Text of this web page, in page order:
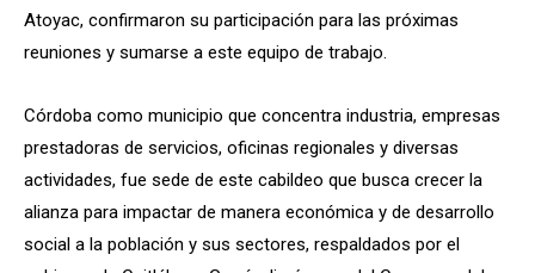
Atoyac, confirmaron su participación para las próximas
reuniones y sumarse a este equipo de trabajo.
Córdoba como municipio que concentra industria, empresas
prestadoras de servicios, oficinas regionales y diversas
actividades, fue sede de este cabildeo que busca crecer la
alianza para impactar de manera económica y de desarrollo
social a la población y sus sectores, respaldados por el